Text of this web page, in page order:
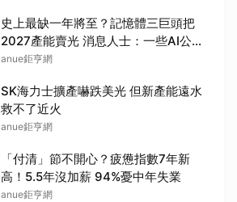
史上最缺一年將至？記憶體三巨頭把
2027產能賣光 消息人士：一些AI公司
已在「跪求晶片」
anue鉅亨網
SK海力士擴產嚇跌美光 但新產能遠水
救不了近火
anue鉅亨網
「付清」節不開心？疲憊指數7年新
高！5.5年沒加薪 94%憂中年失業
anue鉅亨網